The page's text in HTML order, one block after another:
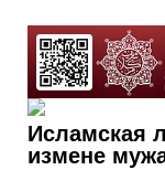
Исламская
измене